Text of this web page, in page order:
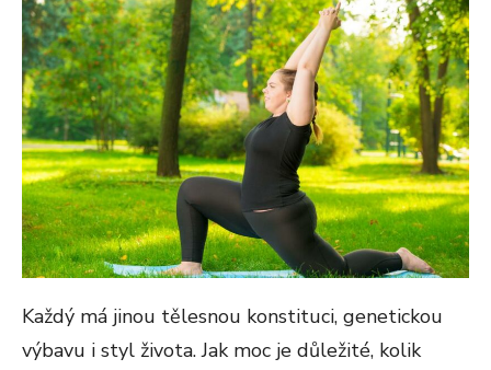
Každý má jinou tělesnou konstituci, genetickou
výbavu i styl života. Jak moc je důležité, kolik